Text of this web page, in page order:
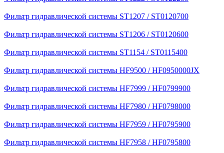
Фильтр гидравлической системы ST1207 / ST0120700
Фильтр гидравлической системы ST1206 / ST0120600
Фильтр гидравлической системы ST1154 / ST0115400
Фильтр гидравлической системы HF9500 / HF0950000JX
Фильтр гидравлической системы HF7999 / HF0799900
Фильтр гидравлической системы HF7980 / HF0798000
Фильтр гидравлической системы HF7959 / HF0795900
Фильтр гидравлической системы HF7958 / HF0795800